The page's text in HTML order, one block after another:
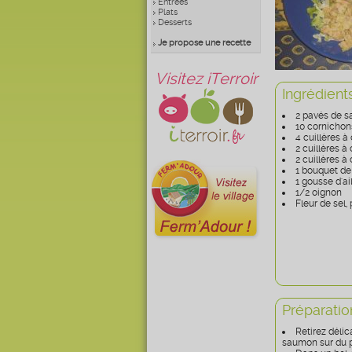
Plats
Desserts
Je propose une recette
Visitez iTerroir
2 pavés de
10
4 cuillères à
2 cuillères à
2 cuillères à
1 bouquet
1 gousse d'ail
1/2 oignon
Fleur de sel,
Retirez
saumon sur du